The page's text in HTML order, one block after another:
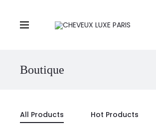
Boutique
All Products Hot Products